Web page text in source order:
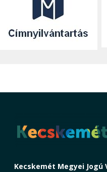
Kecskemét Megyei Jogú